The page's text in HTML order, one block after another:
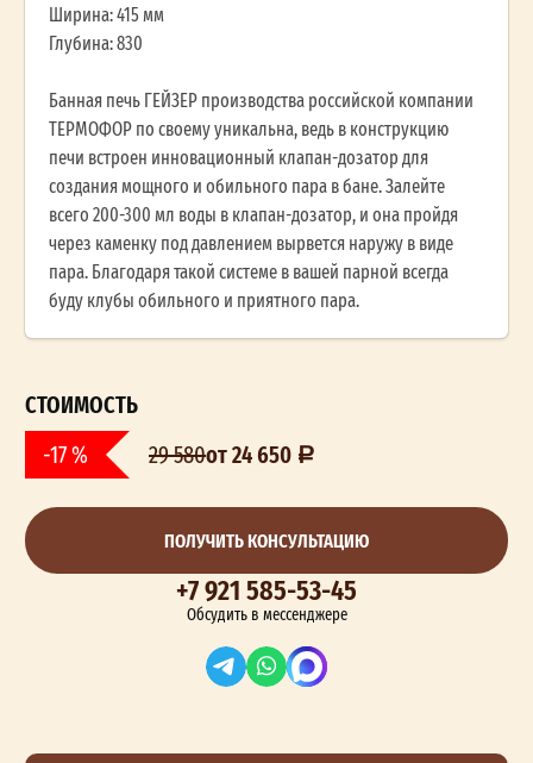
Ширина: 415 мм
Глубина: 830
Банная печь ГЕЙЗЕР производства российской компании
ТЕРМОФОР по своему уникальна, ведь в конструкцию
печи встроен инновационный клапан-дозатор для
создания мощного и обильного пара в бане. Залейте
всего 200-300 мл воды в клапан-дозатор, и она пройдя
через каменку под давлением вырвется наружу в виде
пара. Благодаря такой системе в вашей парной всегда
буду клубы обильного и приятного пара.
СТОИМОСТЬ
-17 % 29 580от 24 650
ПОЛУЧИТЬ КОНСУЛЬТАЦИЮ
+7 921 585-53-45
Обсудить в мессенджере